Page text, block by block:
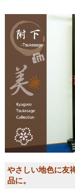
やさしい地色に友
品に。